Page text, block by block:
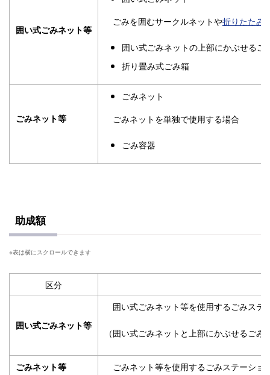
囲い式ごみネット等
ごみを囲むサークルネットや折りたたみ
囲い式ごみネットの上部にかぶせるご
折り畳み式ごみ箱
ごみネット等
ごみネット
ごみネットを単独で使用する場合
ごみ容器
助成額
区分
囲い式ごみネット等
囲い式ごみネット等を使用するごみステ
（囲い式ごみネットと上部にかぶせるご
ごみネット等 ごみネット等を使用するごみステーショ